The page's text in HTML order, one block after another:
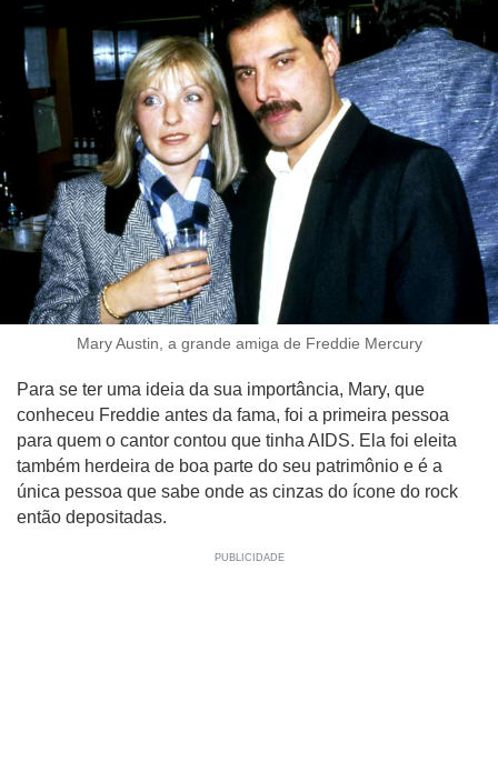
Mary Austin, a grande amiga de Freddie Mercury
Para se ter uma ideia da sua importância, Mary, que
conheceu Freddie antes da fama, foi a primeira pessoa
para quem o cantor contou que tinha AIDS. Ela foi eleita
também herdeira de boa parte do seu patrimônio e é a
única pessoa que sabe onde as cinzas do ícone do rock
então depositadas.